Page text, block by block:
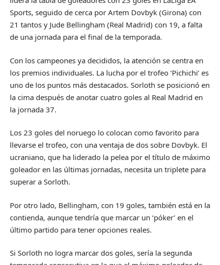
Sports, seguido de cerca por Artem Dovbyk (Girona) con
21 tantos y Jude Bellingham (Real Madrid) con 19, a falta
de una jornada para el final de la temporada.
Con los campeones ya decididos, la atención se centra en
los premios individuales. La lucha por el trofeo ‘Pichichi’ es
uno de los puntos más destacados. Sorloth se posicionó en
la cima después de anotar cuatro goles al Real Madrid en
la jornada 37.
Los 23 goles del noruego lo colocan como favorito para
llevarse el trofeo, con una ventaja de dos sobre Dovbyk. El
ucraniano, que ha liderado la pelea por el título de máximo
goleador en las últimas jornadas, necesita un triplete para
superar a Sorloth.
Por otro lado, Bellingham, con 19 goles, también está en la
contienda, aunque tendría que marcar un ‘póker’ en el
último partido para tener opciones reales.
Si Sorloth no logra marcar dos goles, sería la segunda